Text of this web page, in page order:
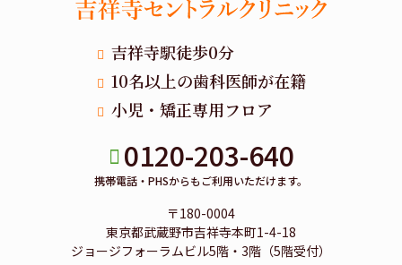
吉祥寺駅徒歩0分
10名以上の歯科医師が在籍
小児・矯正専用フロア
0120-203-640
携帯電話・PHSからもご利用いただけます。
〒180-0004
東京都武蔵野市吉祥寺本町1-4-18
ジョージフォーラムビル5階・3階（5階受付）